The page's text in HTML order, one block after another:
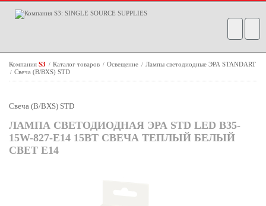
Компания S3 / Каталог товаров / Освещение / Лампы светодиодные ЭРА STANDART
/ Свеча (B/BXS) STD
Свеча (B/BXS) STD
ЛАМПА СВЕТОДИОДНАЯ ЭРА STD LED B35-
15W-827-E14 15ВТ СВЕЧА ТЕПЛЫЙ БЕЛЫЙ
СВЕТ Е14